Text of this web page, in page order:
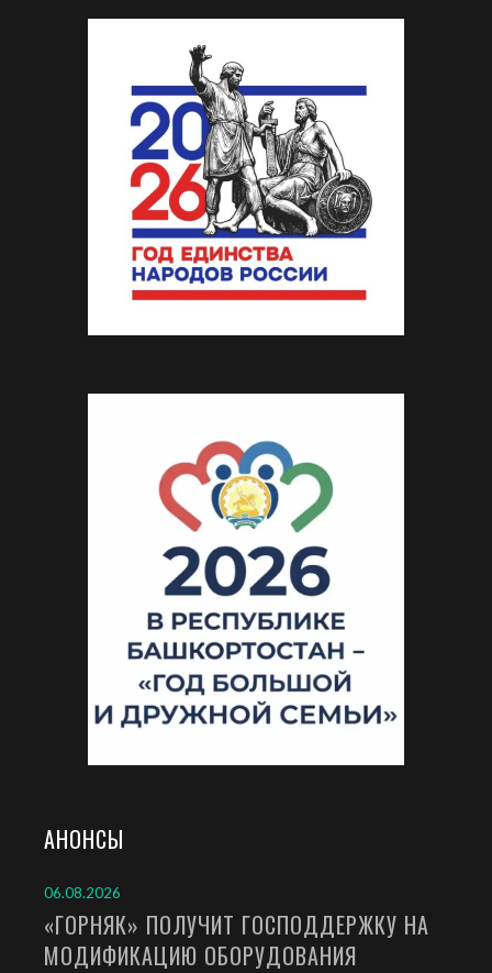
АНОНСЫ
06.08.2026
«ГОРНЯК» ПОЛУЧИТ ГОСПОДДЕРЖКУ НА
МОДИФИКАЦИЮ ОБОРУДОВАНИЯ